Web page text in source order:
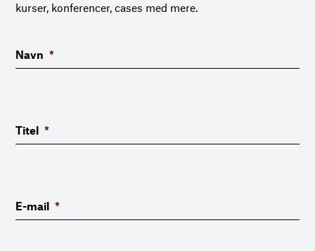
kurser, konferencer, cases med mere.
Navn *
Titel *
E-mail *